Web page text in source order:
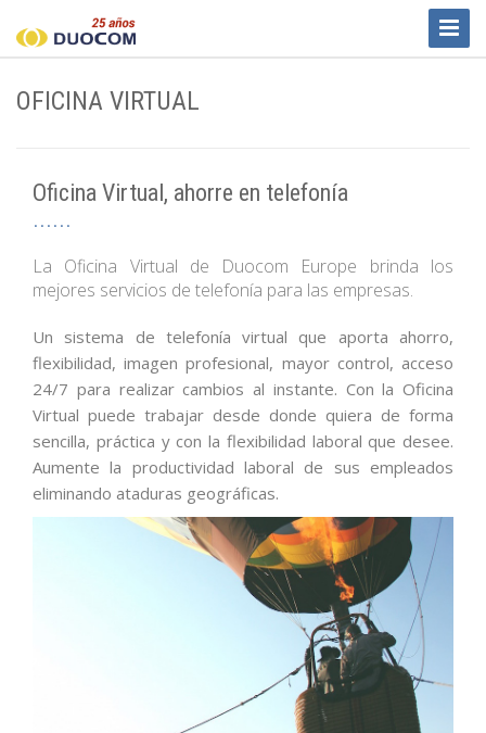
OFICINA VIRTUAL
Oficina Virtual, ahorre en telefonía
La Oficina Virtual de Duocom Europe brinda los
mejores servicios de telefonía para las empresas.
Un sistema de telefonía virtual que aporta ahorro,
flexibilidad, imagen profesional, mayor control, acceso
24/7 para realizar cambios al instante. Con la Oficina
Virtual puede trabajar desde donde quiera de forma
sencilla, práctica y con la flexibilidad laboral que desee.
Aumente la productividad laboral de sus empleados
eliminando ataduras geográficas.